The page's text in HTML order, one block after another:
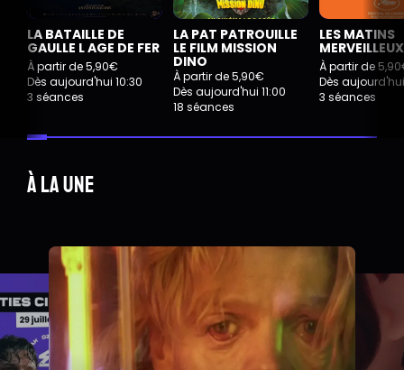
LA BATAILLE DE
GAULLE L AGE DE FER
À partir de 5,90€
Dès aujourd'hui 10:30
3 séances
LA PAT PATROUILLE
LE FILM MISSION
DINO
À partir de 5,90€
Dès aujourd'hui 11:00
18 séances
LES MATINS
MERVEILLEUX
À partir de
Dès aujourd'hui
3 séances
À la une